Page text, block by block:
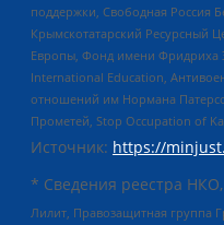
поддержки, Свободная Россия
Крымскотатарский Ресурсный
Европы, Фонд имени Фридриха
International Education,
отношений им Нормана
Прометей, Stop Occupation of
Источник: https://
* Сведения реестра
Лилит, Правозащитная группа